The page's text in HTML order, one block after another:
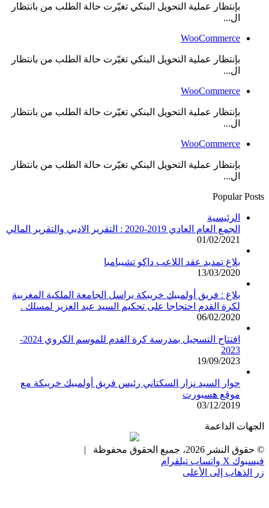
بإنتظار عملية التحويل البنكي تغيّرت حالة الطلب من بانتظار
ال...
WooCommerce
بإنتظار عملية التحويل البنكي تغيّرت حالة الطلب من بانتظار
ال...
WooCommerce
بإنتظار عملية التحويل البنكي تغيّرت حالة الطلب من بانتظار
ال...
WooCommerce
بإنتظار عملية التحويل البنكي تغيّرت حالة الطلب من بانتظار
ال...
Popular Posts
الرئيسية
الجمع العام العادي 2019-2020 : التقرير الادبي والتقرير المالي
01/02/2021
بلاغ تمديد عقد اللاعب داكو تشيبامبا
13/03/2020
بلاغ : فريق أولمبيك خريبكة يراسل الجامعة الملكية المغربية
لكرة القدم احتجاجا على تحكيم السيد عبد العزيز لمسلك .
06/02/2020
افتتاح التسجيل بمدرسة كرة القدم للموسم الكروي 2024-
2023
19/09/2023
حوار السيد نزار السكتاني رئيس فريق أولمبيك خريبكة مع
موقع هسبورت
03/12/2019
الجهات الداعمة
© حقوق النشر 2026، جميع الحقوق محفوظة |
فيسبوك X واتساب تيلقرام
زر الذهاب إلى الأعلى